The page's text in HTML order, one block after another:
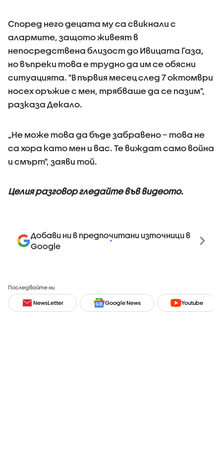
Според него децата му са свикнали с
алармите, защото живеят в
непосредствена близост до Ивицата Газа,
но въпреки това е трудно да им се обясни
ситуацията. "В първия месец след 7 октомври
носех оръжие с мен, трябваше да се пазим",
разказа Декало.
„Не може това да бъде забравено – това не
са хора като мен и вас. Те виждат само война
и смърт", заяви той.
Целия разговор гледайте във видеото.
Добави ни в предпочитани източници в
Google
Последвайте ни
NewsLetter Google News Youtube